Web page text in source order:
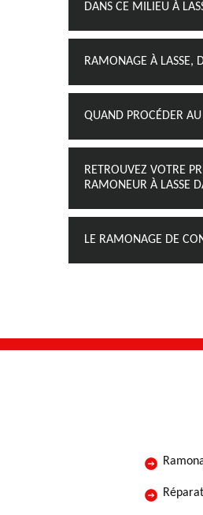
DANS CE MILIEU À
RAMONAGE À LASSE,
QUAND PROCÉDER
RETROUVEZ VOTRE
RAMONEUR À LASSE
LE RAMONAGE DE